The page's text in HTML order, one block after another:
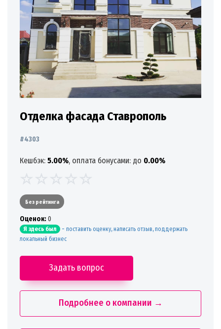
Отделка фасада Ставрополь
#4303
Кешбэк: 5.00%, оплата бонусами: до 0.00%
Без рейтинга
Oценок:0
Я здесь был - поставить оценку, написать отзыв, поддержать
локальный бизнес
Задать вопрос
Подробнее о компании →